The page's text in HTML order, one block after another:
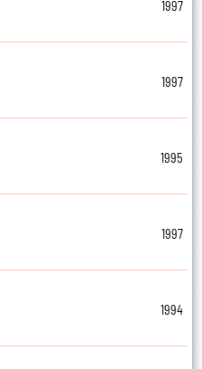
1997
1997
1995
1997
1994